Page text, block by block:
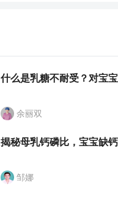
余丽双
揭秘母乳钙磷比，宝宝缺
邹娜